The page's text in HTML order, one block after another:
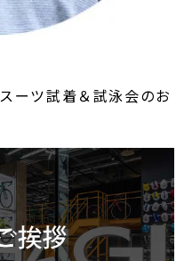
ーツ試着＆試泳会のお